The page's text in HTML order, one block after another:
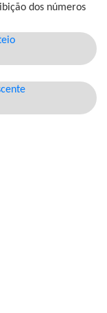
dos números